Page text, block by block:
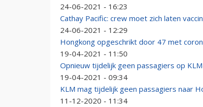
24-06-2021 - 16:23
Cathay Pacific: crew moet zich laten
24-06-2021 - 12:29
Hongkong opgeschrikt door 47 met
19-04-2021 - 11:50
Opnieuw tijdelijk geen passagiers op
19-04-2021 - 09:34
KLM mag tijdelijk geen passagiers naar
11-12-2020 - 11:34